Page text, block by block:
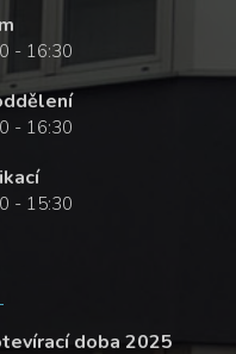
- 16:30
- 16:30
- 15:30
doba 2025